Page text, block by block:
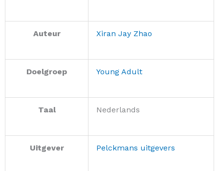
Auteur Xiran Jay Zhao
Doelgroep Young Adult
Taal Nederlands
Uitgever Pelckmans uitgevers